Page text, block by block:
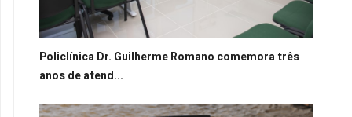
Policlínica Dr. Guilherme Romano comemora três
anos de atend...